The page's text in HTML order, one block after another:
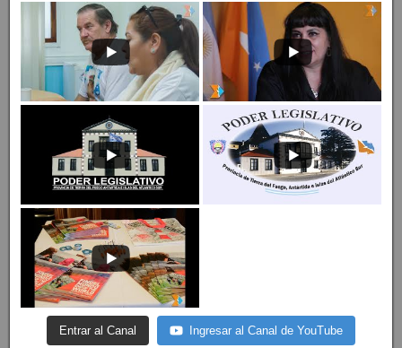
Entrar al Canal Ingresar al Canal de YouTube